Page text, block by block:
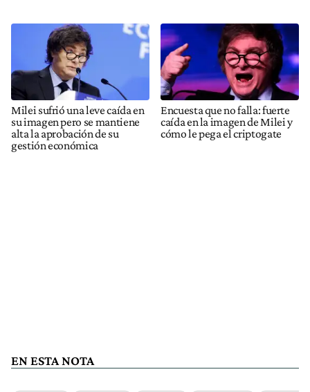
Milei sufrió una leve caída en
su imagen pero se mantiene
alta la aprobación de su
gestión económica
Encuesta que no falla: fuerte
caída en la imagen de Milei y
cómo le pega el criptogate
EN ESTA NOTA